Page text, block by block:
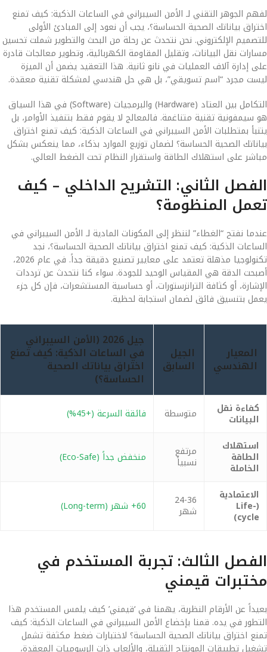
لفهم الجوهر التقني لـ الأمن السيبراني في الساعات الذكية: كيف تمنع
اختراق بياناتك الصحية الحساسة؟، يجب أن نعود إلى المبادئ الأولى
للتصميم الإلكتروني. نحن نتحدث عن رحلة من البحث والتطوير شملت تحسين
مسارات نقل البيانات، وتقليل المقاومة الكهربائية، وتطوير معالجات قادرة
على إدارة آلاف العمليات في نانو ثانية. هذا التعقيد يضمن أن الميزة
ليست مجرد “اسم تسويقي”، بل هي حل هندسي لمشكلة تقنية معقدة.
التكامل بين العتاد (Hardware) والبرمجيات (Software) في هذا السياق
هو سيمفونية تقنية متناغمة. فالمعالج لا يقوم فقط بتنفيذ الأوامر، بل
يتنبأ بمتطلبات الأمن السيبراني في الساعات الذكية: كيف تمنع اختراق
بياناتك الصحية الحساسة؟ لضمان توزيع الموارد بذكاء، مما ينعكس بشكل
مباشر على استهلاك الطاقة واستقرار النظام تحت الضغط العالي.
الفصل الثاني: التشريح الداخلي – كيف
تعمل المنظومة؟
عندما نفتح “الغطاء” لننظر إلى المكونات المادية لـ الأمن السيبراني في
الساعات الذكية: كيف تمنع اختراق بياناتك الصحية الحساسة؟، نجد
تكنولوجيا مذهلة تعتمد على معايير تصنيع دقيقة جداً. في عام 2026،
أصبحت الدقة هي المقياس الوحيد للجودة. سواء كنا نتحدث عن ترددات
الإشارة، أو كثافة الترانزستورات، أو حساسية المستشعرات، فإن كل جزء
يعمل بتنسيق فائق لضمان استجابة لحظية.
المعيار
الهندسي
الجيل
السابق
جيل 2026 (الأمن السيبراني
في الساعات الذكية: كيف تمنع
اختراق بياناتك الصحية
الحساسة؟)
كفاءة نقل
البيانات متوسطة
فائقة السرعة (+45%)
استهلاك
الطاقة
الخاملة
مرتفع
نسبياً منخفض جداً (Eco-Safe)
الاعتمادية
(Life-
cycle)
24-36
شهر 60+ شهر (Long-term)
الفصل الثالث: تجربة المستخدم في
مختبرات قيمني
بعيداً عن الأرقام النظرية، يهمنا في ‘قيمني’ كيف يلمس المستخدم هذا
التطور في يده. قمنا بإخضاع الأمن السيبراني في الساعات الذكية: كيف
تمنع اختراق بياناتك الصحية الحساسة؟ لاختبارات ضغط مكثفة تشمل
تشغيل تطبيقات المونتاج الثقيلة، والألعاب ذات الرسوميات المعقدة،